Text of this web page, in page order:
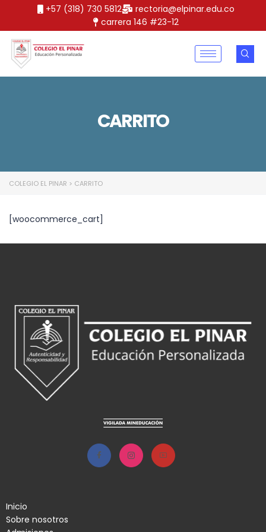
+57 (318) 730 5812
rectoria@elpinar.edu.co
carrera 146 #23-12
CARRITO
COLEGIO EL PINAR > CARRITO
[woocommerce_cart]
Inicio
Sobre nosotros